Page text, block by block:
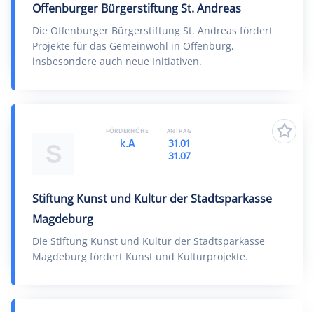
Offenburger Bürgerstiftung St. Andreas
Die Offenburger Bürgerstiftung St. Andreas fördert
Projekte für das Gemeinwohl in Offenburg,
insbesondere auch neue Initiativen.
S
Stiftung Kunst und Kultur der Stadtsparkasse
Magdeburg
Die Stiftung Kunst und Kultur der Stadtsparkasse
Magdeburg fördert Kunst und Kulturprojekte.
FÖRDERHÖHE
k.A
ANTRAG
31.01
31.07